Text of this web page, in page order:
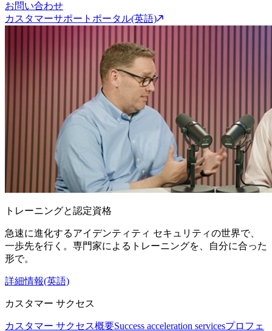
お問い合わせ
カスタマーサポートポータル(英語)
トレーニングと認定資格
急速に進化するアイデンティティ セキュリティの世界で、
一歩先を行く。専門家によるトレーニングを、自分に合った
形で。
詳細情報(英語)
カスタマー サクセス
カスタマー サクセス概要Success acceleration servicesプロフェ